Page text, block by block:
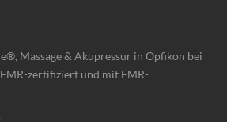
Massage & Akupressur in Opfikon bei
zertifiziert und mit EMR-